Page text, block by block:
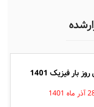
بار فیزیک 1401
ماه 1401